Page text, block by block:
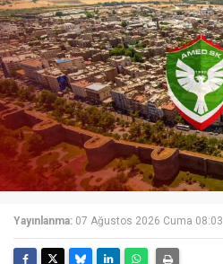
Yayınlanma: 07 Ağustos 2026 Cuma 08:03